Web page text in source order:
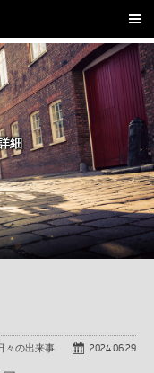
OFFICIAL SITE
LINE FacebookInstagram
X
細
2024.06.29
々の出来事